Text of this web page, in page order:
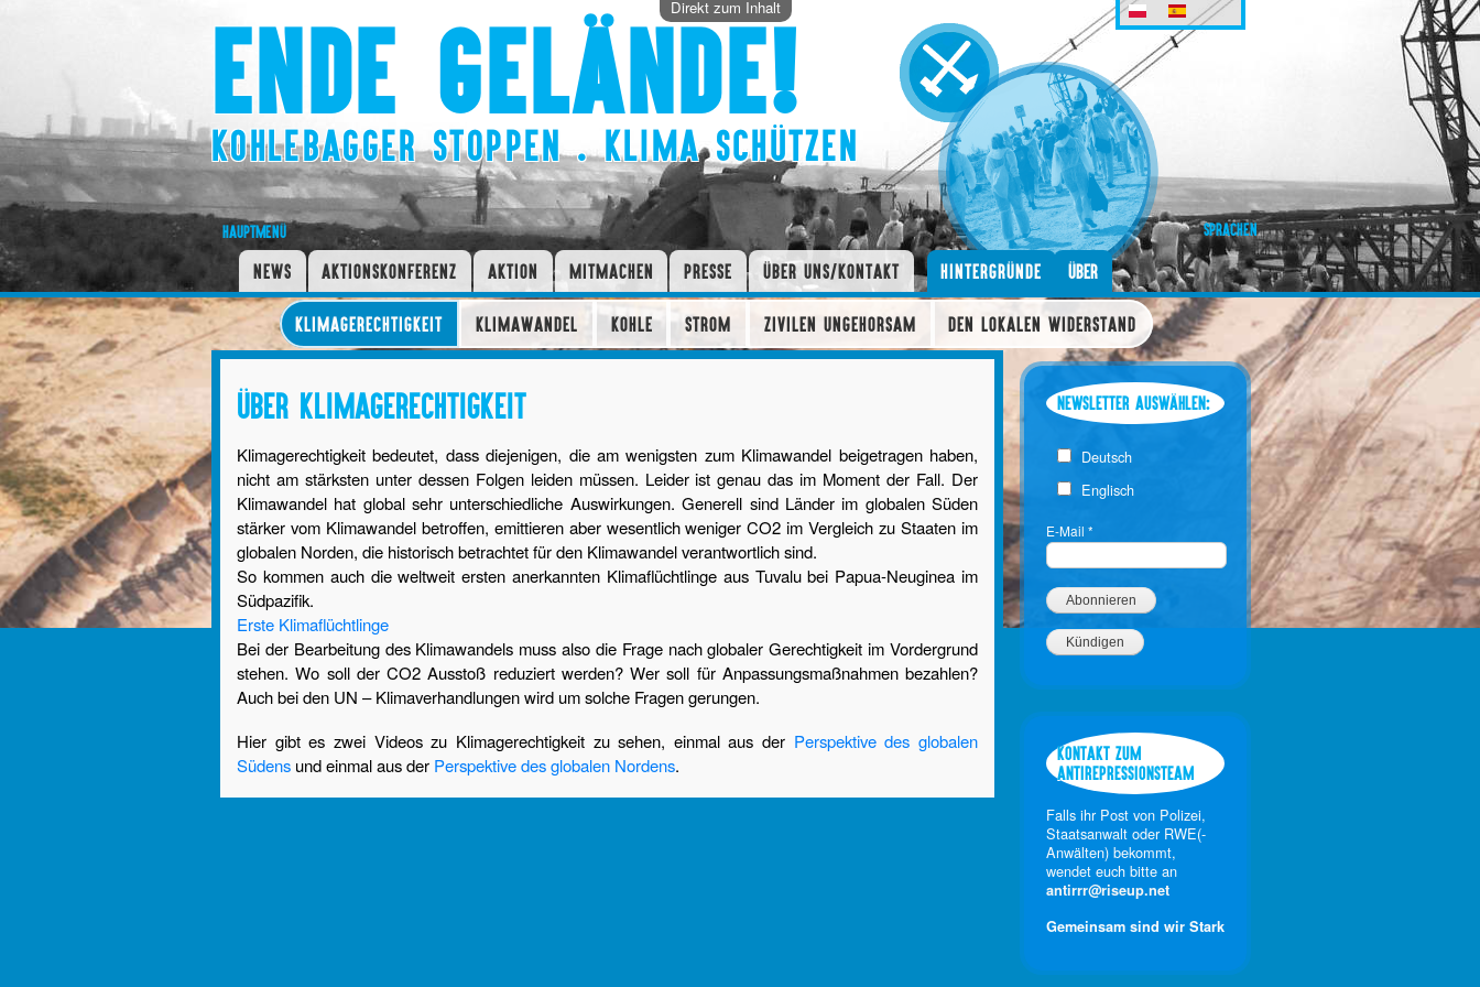
Direkt zum Inhalt
ENDE GELÄNDE!
KOHLEBAGGER STOPPEN . KLIMA SCHÜTZEN
SPRACHEN
HAUPTMENÜ
NEWS AKTIONSKONFERENZ AKTION MITMACHEN PRESSE ÜBER UNS/KONTAKT HINTERGRÜNDE
KLIMAGERECHTIGKEIT KLIMAWANDEL KOHLE STROM ZIVILEN UNGEHORSAM DEN LOKALEN WIDERSTAND
ÜBER KLIMAGERECHTIGKEIT
Klimagerechtigkeit bedeutet, dass diejenigen, die am wenigsten zum Klimawandel beigetragen haben,
nicht am stärksten unter dessen Folgen leiden müssen. Leider ist genau das im Moment der Fall. Der
Klimawandel hat global sehr unterschiedliche Auswirkungen. Generell sind Länder im globalen Süden
stärker vom Klimawandel betroffen, emittieren aber wesentlich weniger CO2 im Vergleich zu Staaten im
globalen Norden, die historisch betrachtet für den Klimawandel verantwortlich sind.
So kommen auch die weltweit ersten anerkannten Klimaflüchtlinge aus Tuvalu bei Papua-Neuginea im
Südpazifik.
Erste Klimaflüchtlinge
Bei der Bearbeitung des Klimawandels muss also die Frage nach globaler Gerechtigkeit im Vordergrund
stehen. Wo soll der CO2 Ausstoß reduziert werden? Wer soll für Anpassungsmaßnahmen bezahlen?
Auch bei den UN – Klimaverhandlungen wird um solche Fragen gerungen.
Hier gibt es zwei Videos zu Klimagerechtigkeit zu sehen, einmal aus der Perspektive des globalen
Südens und einmal aus der Perspektive des globalen Nordens.
NEWSLETTER AUSWÄHLEN:
E-Mail *
KONTAKT ZUM
ANTIREPRESSIONSTEAM
Falls ihr Post von Polizei,
Staatsanwalt oder RWE(-
Anwälten) bekommt,
wendet euch bitte an
antirrr@riseup.net
Gemeinsam sind wir Stark